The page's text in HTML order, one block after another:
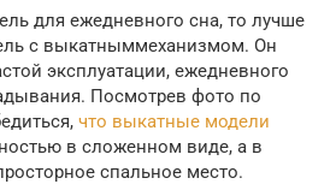
для ежедневного сна, то лучше
с выкатныммеханизмом. Он
эксплуатации, ежедневного
Посмотрев фото по
что выкатные модели
в сложенном виде, а в
спальное место.